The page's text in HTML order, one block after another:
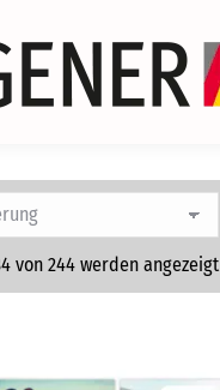
von 244 werden angezeigt